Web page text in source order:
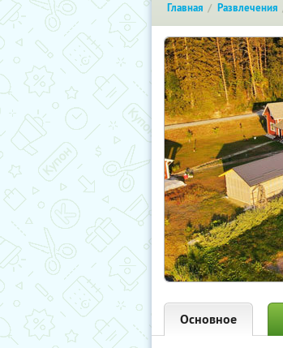
Главная Развлечения
Основное